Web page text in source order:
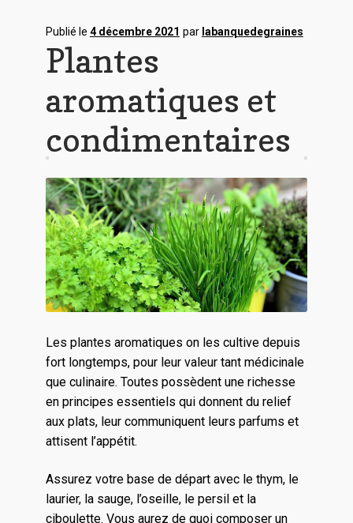
Publié le 4 décembre 2021 par labanquedegraines
Plantes
aromatiques et
condimentaires
Les plantes aromatiques on les cultive depuis
fort longtemps, pour leur valeur tant médicinale
que culinaire. Toutes possèdent une richesse
en principes essentiels qui donnent du relief
aux plats, leur communiquent leurs parfums et
attisent l’appétit.
Assurez votre base de départ avec le thym, le
laurier, la sauge, l’oseille, le persil et la
ciboulette. Vous aurez de quoi composer un